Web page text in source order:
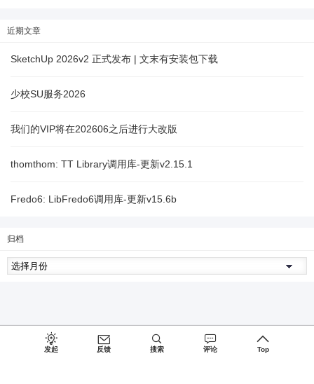
近期文章
SketchUp 2026v2 正式发布 | 文末有安装包下载
少校SU服务2026
我们的VIP将在202606之后进行大改版
thomthom: TT Library调用库-更新v2.15.1
Fredo6: LibFredo6调用库-更新v15.6b
归档
发起 反馈 搜索 评论 Top